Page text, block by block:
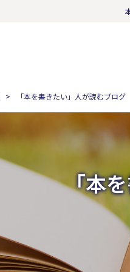
「本を書きたい」人が読むブログ
「本